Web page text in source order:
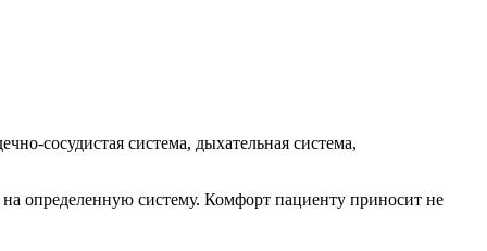
сосудистая система, дыхательная система,
определенную систему. Комфорт пациенту приносит не